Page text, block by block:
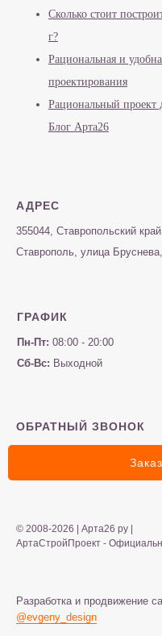
Сколько стоит
г?
Рациональная и
проектирования
Рациональный проект
Блог Арта26
АДРЕС
355044, Ставропольский
Ставрополь, улица
ГРАФИК
Пн-Пт: 08:00 - 20:00
Сб-Вс: Выходной
© 2008-2026 | Арта26 ру |
АртаСтройПроект -
Разработка и продвижение
@evgeny_design
ОБРАТНЫЙ ЗВОНОК